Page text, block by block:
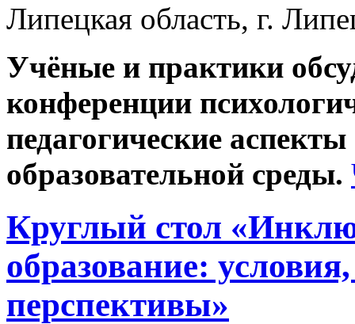
Липецкая область, г.
Учёные и практики
конференции
педагогические аспекты
образовательной среды.
Круглый стол
образование:
перспективы»